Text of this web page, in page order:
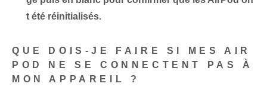
t été réinitialisés.
QUE DOIS-JE FAIRE SI MES AIR
POD NE SE CONNECTENT PAS À
MON APPAREIL ?